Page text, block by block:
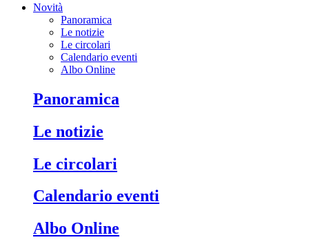
Novità
Panoramica
Le notizie
Le circolari
Calendario eventi
Albo Online
Panoramica
Le notizie
Le circolari
Calendario eventi
Albo Online